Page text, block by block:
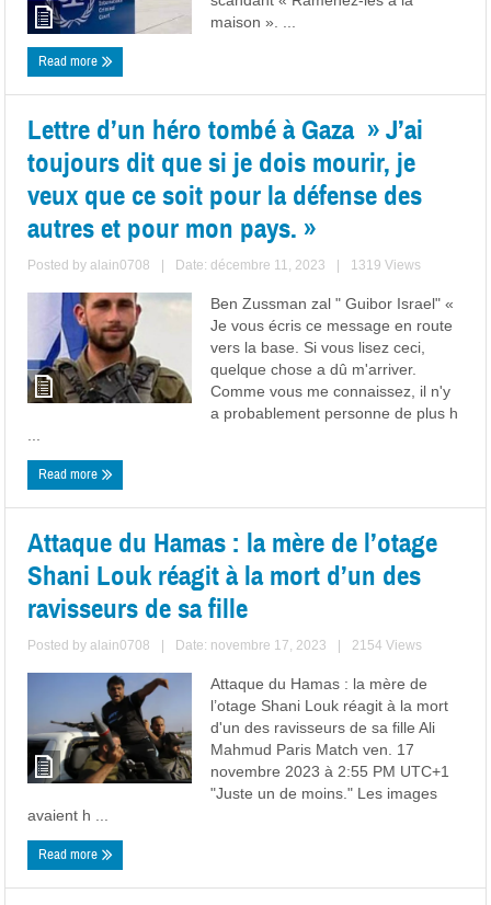
maison ». ...
Read more
Lettre d’un héro tombé à Gaza » ‎J’ai
toujours dit que si je dois mourir, je
veux que ce soit pour la défense des
autres et pour mon pays. »
Posted byalain0708 Date: décembre 11, 2023 1319 Views
Ben Zussman zal " Guibor Israel" «
Je vous écris ce message en route
vers la base. Si vous lisez ceci,
quelque chose a dû m'arriver.
‎Comme vous me connaissez, il n'y
a probablement personne de plus h
Read more
Attaque du Hamas : la mère de l’otage
Shani Louk réagit à la mort d’un des
ravisseurs de sa fille
Posted byalain0708 Date: novembre 17, 2023 2154 Views
Attaque du Hamas : la mère de
l’otage Shani Louk réagit à la mort
d'un des ravisseurs de sa fille Ali
Mahmud Paris Match ven. 17
novembre 2023 à 2:55 PM UTC+1
"Juste un de moins." Les images
avaient h ...
Read more